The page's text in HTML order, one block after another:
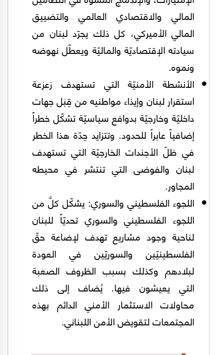
المالي والاقتصادي العالمي والتضييق
المالي الأميركي، كل ذلك يجرّد لبنان من
سيادته الإقتصاديّة والماليّة ويعطّل نهوضه
ونموه.
الأنشطة الأمنيّة التي تستهدف زعزعة
استقرار لبنان وإيذاء مواطنيه من قِبَل جهات
داخليّة وخارجيّة بدوافع سياسيّة تشكّل خطراً
إضافياً عابراً للحدود. وتتزايد حِدّة هذا الخطر
في ظلّ الأجندات الخارجيّة التي تستهدف
لبنان والفوضى التي تنتشر في محيطه
المجاور.
اللجوء الفلسطيني والسوري: يشكّل كلٌ من
اللجوء الفلسطيني والسوري تحديّاً للبنان
لناحية وجود مشاريع تهدف لإضاعة حقّ
الفلسطينيّين والسوريّين في العودة
لبلادهم وكذلك بسبب الظروف الصعبة
التي يعيشون فيها. يُضاف إلى ذلك
محاولات الاستثمار الأمني الدائم بهذه
المجتمعات لتقويض الأمن اللبناني.